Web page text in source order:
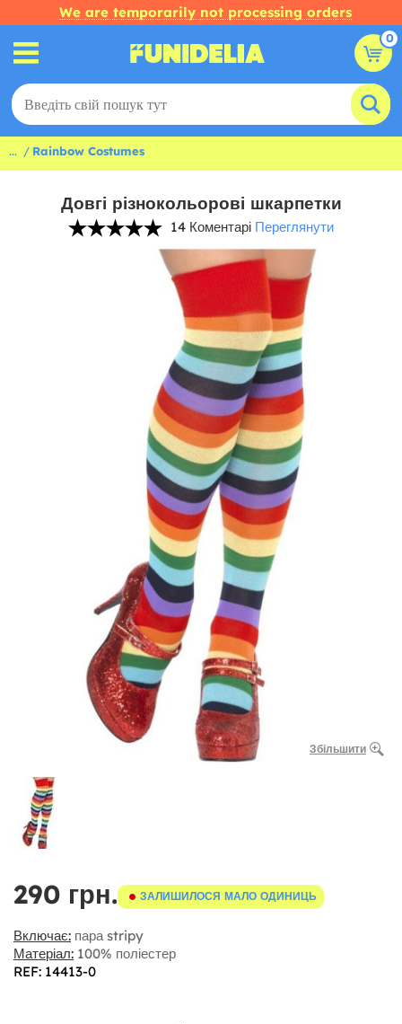
We are temporarily not processing orders
0
... Rainbow Costumes
Довгі різнокольорові шкарпетки
14 Коментарі Переглянути
Збільшити
290 грн. ЗАЛИШИЛОСЯ МАЛО ОДИНИЦЬ
Включає: пара stripy
Матеріал: 100% поліестер
REF: 14413-0